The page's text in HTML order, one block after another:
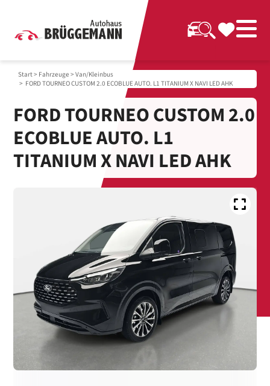
Start> Fahrzeuge >Van/Kleinbus
> FORD TOURNEO CUSTOM 2.0 ECOBLUE AUTO. L1 TITANIUM X NAVI LED AHK
FORD TOURNEO CUSTOM 2.0
ECOBLUE AUTO. L1
TITANIUM X NAVI LED AHK